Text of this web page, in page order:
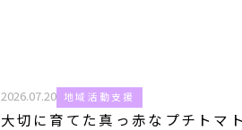
2026.07.20 地域活動支援
大切に育てた真っ赤なプチトマ